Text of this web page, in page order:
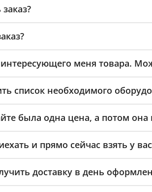
меня товара.
список необходимого
была одна цена, а потом она
и прямо сейчас взять у
доставку в день